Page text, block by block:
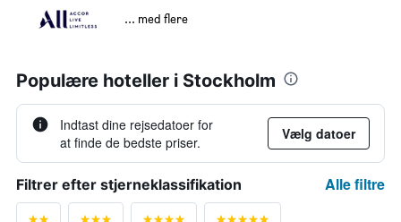
... med flere
Populære hoteller i Stockholm
Indtast dine rejsedatoer for
at finde de bedste priser.
Vælg datoer
Filtrer efter stjerneklassifikation Alle filtre